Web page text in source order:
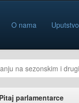
O nama
na sezonskim i
Pitaj parlamentarce